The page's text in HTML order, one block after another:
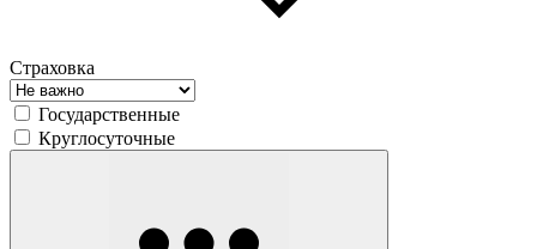
Страховка
Государственные
Круглосуточные